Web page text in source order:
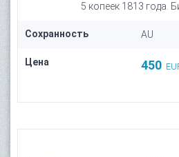
5 копеек 1813 года.
Сохранность AU
Цена 450